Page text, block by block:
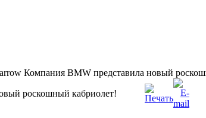
Компания BMW представила новый
роскошный кабриолет!